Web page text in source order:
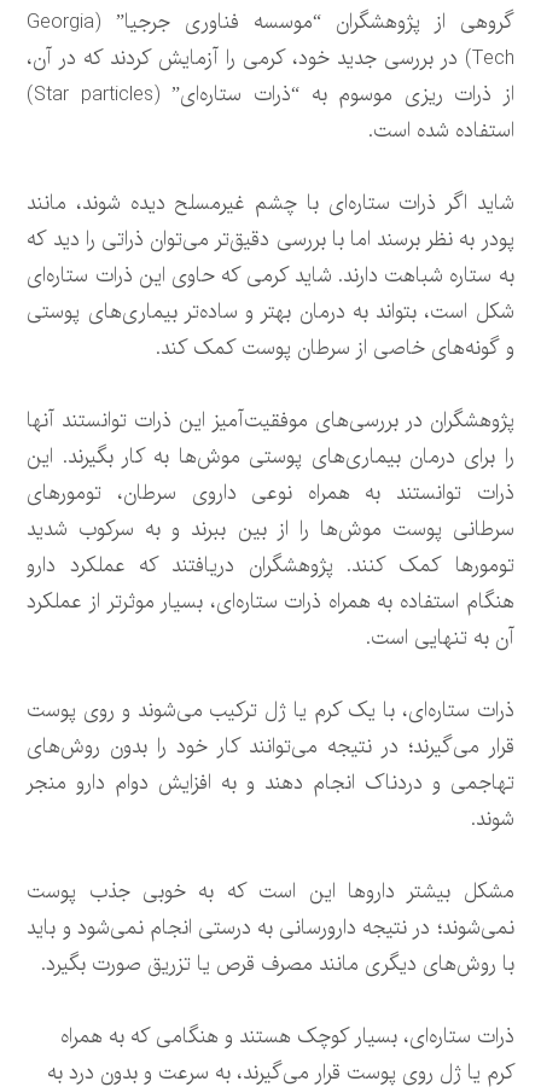
گروهی از پژوهشگران “موسسه فناوری جرجیا” (Georgia
Tech) در بررسی جدید خود، کرمی را آزمایش کردند که در آن،
از ذرات ریزی موسوم به “ذرات ستاره‌ای” (Star particles)
استفاده شده است.
شاید اگر ذرات ستاره‌ای با چشم غیرمسلح دیده شوند، مانند
پودر به نظر برسند اما با بررسی دقیق‌تر می‌توان ذراتی را دید که
به ستاره شباهت دارند. شاید کرمی که حاوی این ذرات ستاره‌ای
شکل است، بتواند به درمان بهتر و ساده‌تر بیماری‌های پوستی
و گونه‌های خاصی از سرطان پوست کمک کند.
پژوهشگران در بررسی‌های موفقیت‌آمیز این ذرات توانستند آنها
را برای درمان بیماری‌های پوستی موش‌ها به کار بگیرند. این
ذرات توانستند به همراه نوعی داروی سرطان، تومورهای
سرطانی پوست موش‌ها را از بین ببرند و به سرکوب شدید
تومورها کمک کنند. پژوهشگران دریافتند که عملکرد دارو
هنگام استفاده به همراه ذرات ستاره‌ای، بسیار موثرتر از عملکرد
آن به تنهایی است.
ذرات ستاره‌ای، با یک کرم یا ژل ترکیب می‌شوند و روی پوست
قرار می‌گیرند؛ در نتیجه می‌توانند کار خود را بدون روش‌های
تهاجمی و دردناک انجام دهند و به افزایش دوام دارو منجر
شوند.
مشکل بیشتر داروها این است که به خوبی جذب پوست
نمی‌شوند؛ در نتیجه دارورسانی به درستی انجام نمی‌شود و باید
با روش‌های دیگری مانند مصرف قرص یا تزریق صورت بگیرد.
ذرات ستاره‌ای، بسیار کوچک هستند و هنگامی که به همراه
کرم یا ژل روی پوست قرار می‌گیرند، به سرعت و بدون درد به